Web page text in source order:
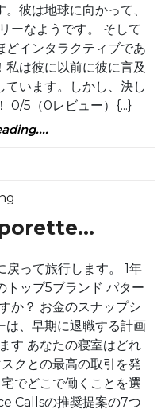
彼は地球に向かって、
ーなようです。 そして
どインタラクティブであ
私は彼に以前に彼に言及
ています。しかし、決し
0/5（0レビュー）{...}
Continue
は、
って旅行します。 1年
トップ5ブランド パター
か？ お金のスナップシ
は、早期に退職する計画
す あなたの寝室はどれ
クとの最高の取引を発
でどこで働くことを選
Callsの推奨提案の7つ